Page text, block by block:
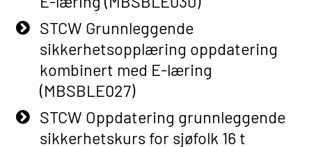
(OBSBLE048)
Basic Safety Training – Refresher
Course (English) (OBS1063)
Basic Safety Training (English) – with
E-learning (OBSBLE050)
Helikopterevakuering inkl pustelunge
STCW Grunnleggende
sikkerhetsopplæring oppdatering
kombinert med E-læring
(MBSBLE027)
STCW Oppdatering grunnleggende
sikkerhetskurs for sjøfolk 16 t